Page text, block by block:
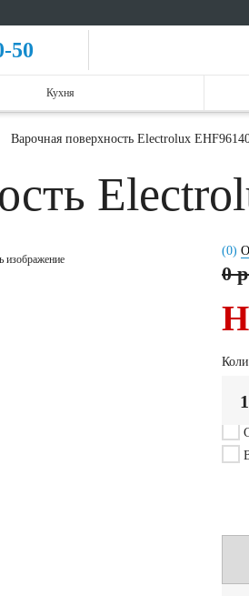
50
Кухня
Варочная поверхность Electrolux
изображение
(0)
0